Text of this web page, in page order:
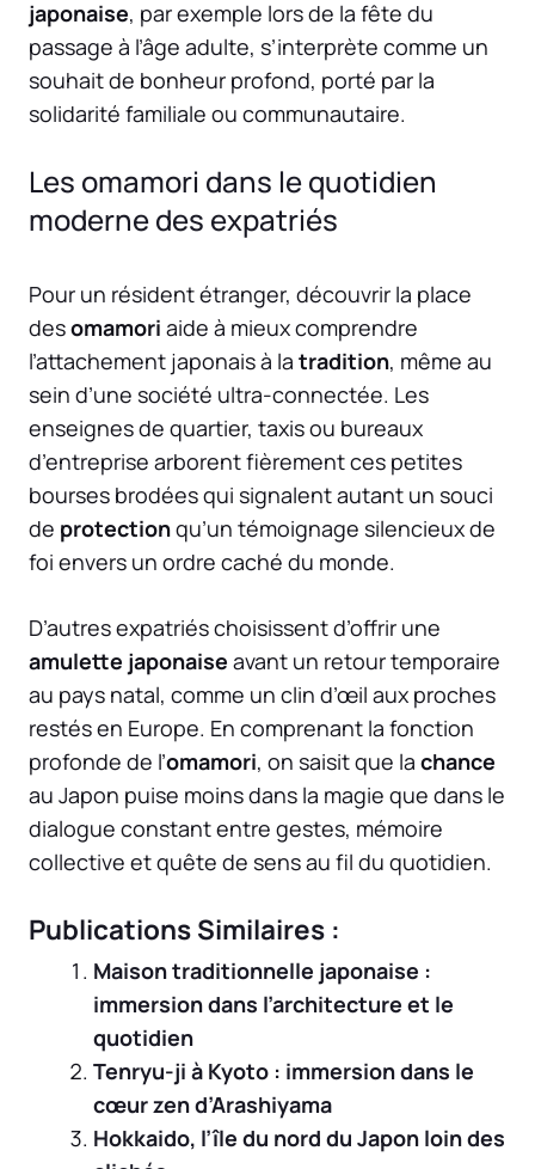
japonaise, par exemple lors de la fête du
passage à l’âge adulte, s’interprète comme un
souhait de bonheur profond, porté par la
solidarité familiale ou communautaire.
Les omamori dans le quotidien
moderne des expatriés
Pour un résident étranger, découvrir la place
desomamori aide à mieux comprendre
l’attachement japonais à la tradition, même au
sein d’une société ultra-connectée. Les
enseignes de quartier, taxis ou bureaux
d’entreprise arborent fièrement ces petites
bourses brodées qui signalent autant un souci
de protectionqu’un témoignage silencieux de
foi envers un ordre caché du monde.
D’autres expatriés choisissent d’offrir une
amulette japonaise avant un retour temporaire
au pays natal, comme un clin d’œil aux proches
restés en Europe. En comprenant la fonction
profonde de l’omamori, on saisit que la chance
au Japon puise moins dans la magie que dans le
dialogue constant entre gestes, mémoire
collective et quête de sens au fil du quotidien.
Publications Similaires :
Maison traditionnelle japonaise :
immersion dans l’architecture et le
quotidien
Tenryu-ji à Kyoto : immersion dans le
cœur zen d’Arashiyama
Hokkaido, l’île du nord du Japon loin des